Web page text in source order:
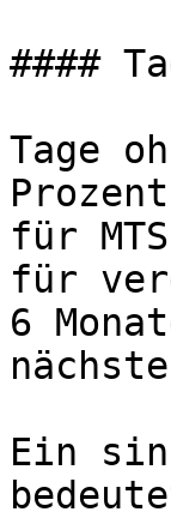
####
Tage
für
für
6
Ein